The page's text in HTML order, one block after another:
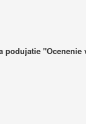
podujatie